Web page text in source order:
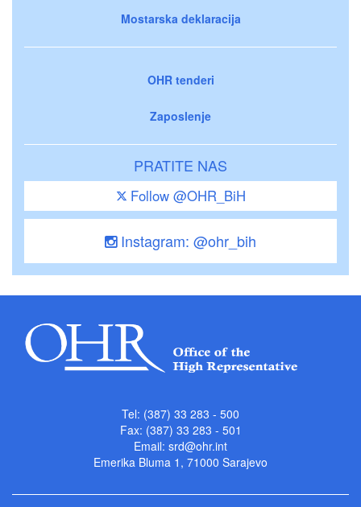
Mostarska deklaracija
OHR tenderi
Zaposlenje
PRATITE NAS
Follow @OHR_BiH
Instagram: @ohr_bih
Tel: (387) 33 283 - 500
Fax: (387) 33 283 - 501
Email: srd@ohr.int
Emerika Bluma 1, 71000 Sarajevo